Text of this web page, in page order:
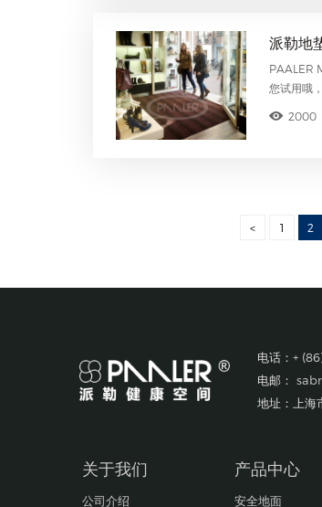
派勒地
PAALER
您试用哦
2000
< 1 2
电话：+
电邮：
地址：上海
关于我们
公司介绍
产品中心
安全地面